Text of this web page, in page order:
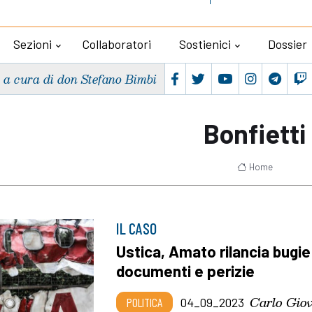
Sezioni Collaboratori Sostienici Dossier
a cura di don Stefano Bimbi
Bonfietti
Home
IL CASO
Ustica, Amato rilancia
documenti e perizie
POLITICA 04_09_2023 Carlo